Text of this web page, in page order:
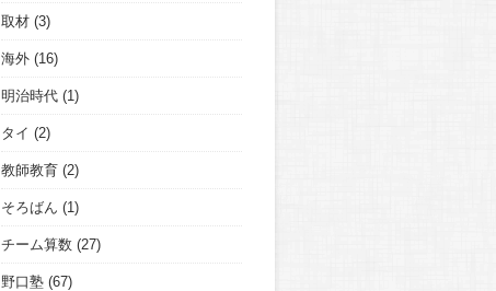
取材 (3)
海外 (16)
明治時代 (1)
タイ (2)
教師教育 (2)
そろばん (1)
チーム算数 (27)
野口塾 (67)